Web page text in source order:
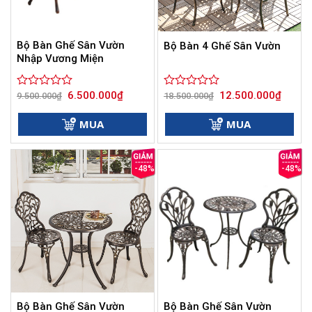
Bộ Bàn Ghế Sân Vườn
Nhập Vương Miện
Được
5
sao
9.500.000₫ Giá
gốc
là:
9.500.000₫.
6.500.000₫Giá
hiện
tại
MUA
Bộ Bàn 4 Ghế Sân Vườn
Được
5
sao
18.500.000₫ Giá
gốc
là:
18.500.000₫.
12.500.000₫Giá
hiện
tại
MUA
-48%
Bộ Bàn Ghế Sân Vườn
-48%
Bộ Bàn Ghế Sân Vườn